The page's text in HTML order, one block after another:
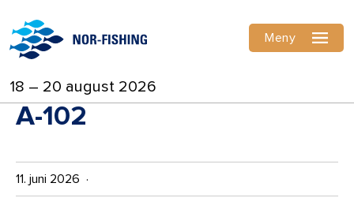
18 – 20 august 2026
Meny
A-102
11. juni 2026 ·